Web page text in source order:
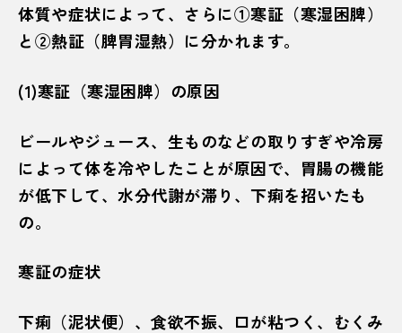
体質や症状によって、さらに①寒証（寒湿困脾）
と②熱証（脾胃湿熱）に分かれます。
(1)寒証（寒湿困脾）の原因
ビールやジュース、生ものなどの取りすぎや冷房
によって体を冷やしたことが原因で、胃腸の機能
が低下して、水分代謝が滞り、下痢を招いたも
の。
寒証の症状
下痢（泥状便）、食欲不振、口が粘つく、むくみ